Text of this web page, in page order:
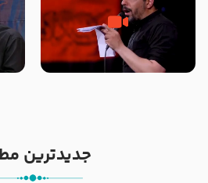
تک ، عبّاس، صاحب دل‌هاست –
حاج حنیف طاهری – عزاداری شب
من
–
جدیدترین